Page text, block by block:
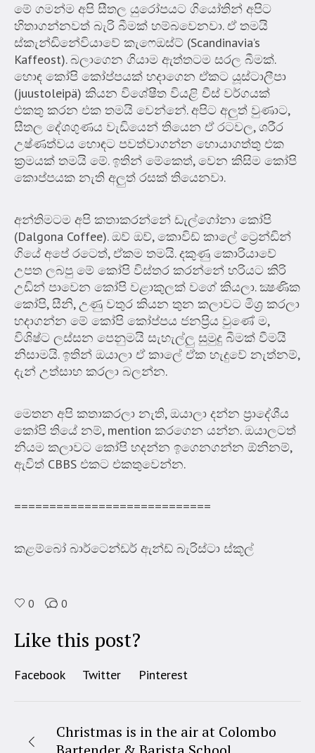
මේ ගමන්ම අපි සීතල යුරෝපයට ගියෝතින් අපිට
හිතාගන්නවත් බැරි බීමක් හම්බවෙනවා. ඒ තමයි
ස්කැන්ඩිනේවියාවේ කැෆෙඔස්ට් (Scandinavia’s
Kaffeost). බලාගෙන ගියාම ඇත්තටම සරල බීමක්.
හොඳ කෝපි කෝප්පයක් හදාගෙන ඒකට යූස්ටාලීපා
(juustoleipä) කියන විශේෂීත වියළි චීස් වර්ගයක්
එකතු කරන එක තමයි වෙන්නේ. අපිට අලුත් වුණාට,
සීතල දේශගුණය වැඩියෙන් තියෙන ඒ රටවල, ශරීර
උෂ්ණත්වය හොඳට පවත්වාගන්න හොයාගත්තු එක
ක්‍රමයක් තමයි මේ. ඉතින් මේකෙත්, වෙන කිසිම කෝපි
කොප්පයක නැති අලුත් රසක් තියෙනවා.
අන්තිමටම අපි කතාකරන්නේ ඩැල්ගෝනා කෝපි
(Dalgona Coffee). ඔව් ඔව්, කොවිඩ් කාලේ ට්‍රෙන්ඩින්
ගියේ අපේ රටෙත්, ඒකම තමයි. දකුණු කොරියාවේ
උපත ලබපු මේ කෝපි විස්තර කරන්නේ හරියට කිරි
උඩින් පාවෙන කෝපි වළාකුලක් වගේ කියලා. ක්‍ෂණික
කෝපි, සීනි, උණු වතුර කියන තුන කලාවට මිශ්‍ර කරලා
හදාගන්න මේ කෝපි කෝප්පය ජනප්‍රිය වුණේ ම,
විශිෂ්ට ලස්සන පෙනුමයි සැහැල්ලු සුමුදු බීමක් වීමයි
නිසාමයි. ඉතින් ඔයාලා ඒ කාලේ ඒක හැදුවේ නැත්නම්,
දැන් උත්සාහ කරලා බලන්න.
මෙතන අපි කතාකරලා නැති, ඔයාලා දන්න ප්‍රාදේශීය
කෝපි තියේ නම්, mention කරගෙන යන්න. ඔයාලටත්
නියම කලාවට කෝපි හදන්න ඉගෙනගන්න ඕනිනම්,
ඇවිත් CBBS එකට එකතුවෙන්න.
============================
කළම්බෝ බාර්ටෙන්ඩර් ඇන්ඩ් බැරිස්ටා ස්කූල්
0 0
Like this post?
Facebook Twitter Pinterest
Christmas is in the air at Colombo